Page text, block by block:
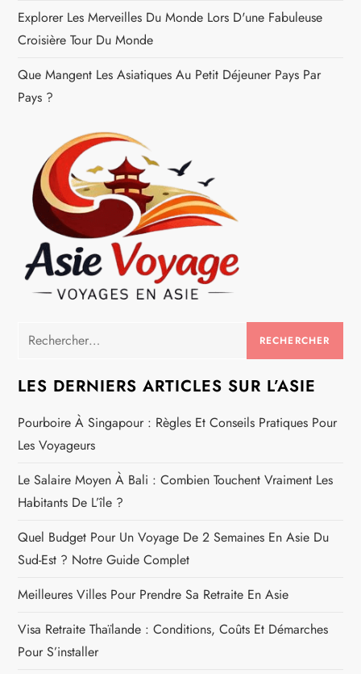
i
c
l
Explorer Les Merveilles Du Monde Lors D'une Fabuleuse
Croisière Tour Du Monde
Que Mangent Les Asiatiques Au Petit Déjeuner Pays Par
Pays ?
Rechercher :
LES DERNIERS ARTICLES SUR L’ASIE
Pourboire À Singapour : Règles Et Conseils Pratiques Pour
Les Voyageurs
Le Salaire Moyen À Bali : Combien Touchent Vraiment Les
Habitants De L’île ?
Quel Budget Pour Un Voyage De 2 Semaines En Asie Du
Sud-Est ? Notre Guide Complet
Meilleures Villes Pour Prendre Sa Retraite En Asie
Visa Retraite Thaïlande : Conditions, Coûts Et Démarches
Pour S’installer